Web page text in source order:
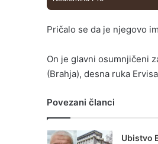
Pričalo se da je njegovo
On je glavni osumnjičeni
(Brahja), desna ruka
Povezani članci
Ubistvo